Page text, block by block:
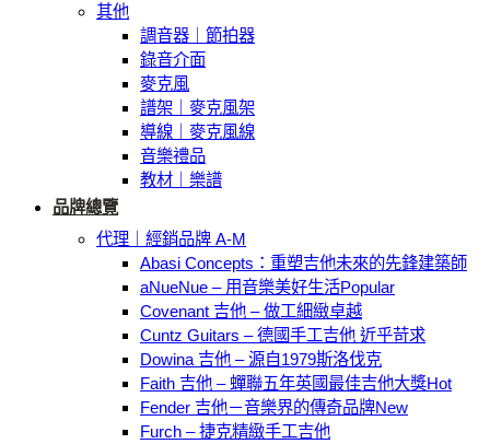
其他
調音器｜節拍器
錄音介面
麥克風
譜架｜麥克風架
導線｜麥克風線
音樂禮品
教材｜樂譜
品牌總覽
代理｜經銷品牌 A-M
Abasi Concepts：重塑吉他未來的先鋒建築師
aNueNue – 用音樂美好生活
Covenant 吉他 – 做工細緻卓越
Cuntz Guitars – 德國手工吉他 近乎苛求
Dowina 吉他 – 源自1979斯洛伐克
Faith 吉他 – 蟬聯五年英國最佳吉他大獎
Fender 吉他－音樂界的傳奇品牌
Furch – 捷克精緻手工吉他